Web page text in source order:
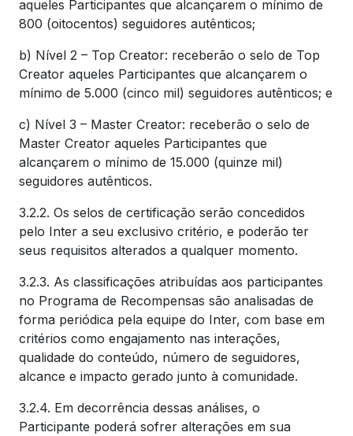
aqueles Participantes que alcançarem o mínimo de
800 (oitocentos) seguidores autênticos;
b) Nível 2 – Top Creator: receberão o selo de Top
Creator aqueles Participantes que alcançarem o
mínimo de 5.000 (cinco mil) seguidores autênticos; e
c) Nível 3 – Master Creator: receberão o selo de
Master Creator aqueles Participantes que
alcançarem o mínimo de 15.000 (quinze mil)
seguidores autênticos.
3.2.2. Os selos de certificação serão concedidos
pelo Inter a seu exclusivo critério, e poderão ter
seus requisitos alterados a qualquer momento.
3.2.3. As classificações atribuídas aos participantes
no Programa de Recompensas são analisadas de
forma periódica pela equipe do Inter, com base em
critérios como engajamento nas interações,
qualidade do conteúdo, número de seguidores,
alcance e impacto gerado junto à comunidade.
3.2.4. Em decorrência dessas análises, o
Participante poderá sofrer alterações em sua